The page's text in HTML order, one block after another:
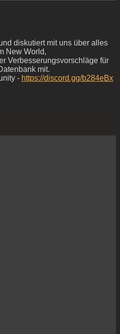
diskutiert mit uns über alles
New World,
Verbesserungsvorschläge für
mit.
- https://discord.gg/b284eBx